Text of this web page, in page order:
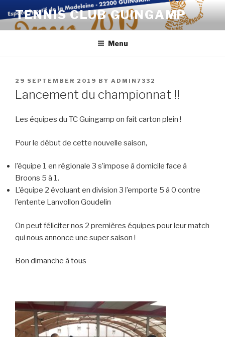
to
content
TENNIS CLUB GUINGAMP
Menu
POSTED
ON
29 SEPTEMBER 2019 BY ADMIN7332
Lancement du championnat !!
Les équipes du TC Guingamp on fait carton plein !
Pour le début de cette nouvelle saison,
l’équipe 1 en régionale 3 s’impose à domicile face à
Broons 5 à 1.
L’équipe 2 évoluant en division 3 l’emporte 5 à 0 contre
l’entente Lanvollon Goudelin
On peut féliciter nos 2 premières équipes pour leur match
qui nous annonce une super saison !
Bon dimanche à tous